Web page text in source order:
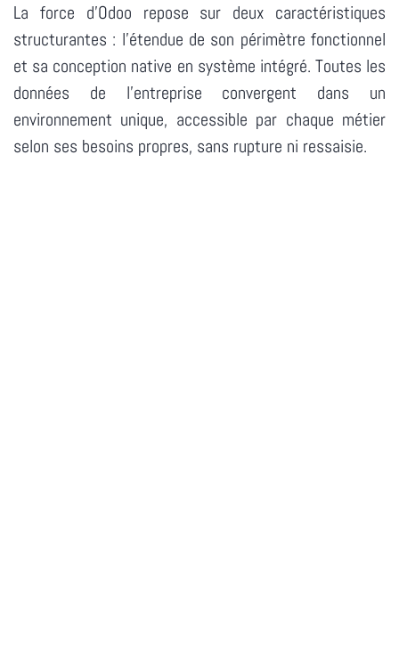
La force d'Odoo repose sur deux caractéristiques
structurantes : l'étendue de son périmètre fonctionnel
et sa conception native en système intégré. Toutes les
données de l'entreprise convergent dans un
environnement unique, accessible par chaque métier
selon ses besoins propres, sans rupture ni ressaisie.